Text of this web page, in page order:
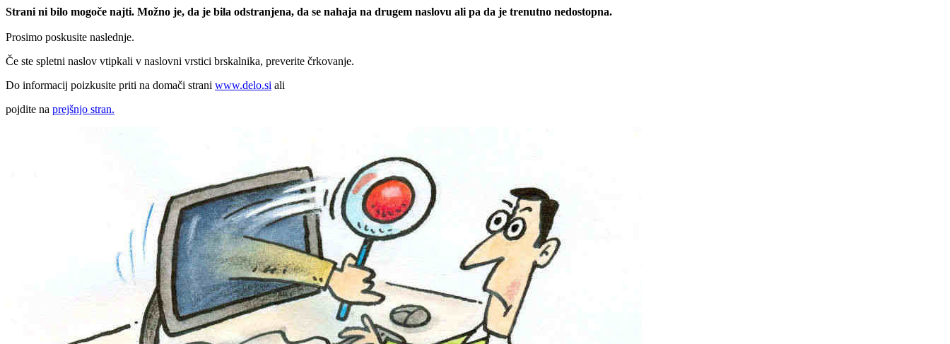
Strani ni bilo mogoče najti. Možno je, da je bila odstranjena, da se nahaja na drugem naslovu ali pa da je trenutno nedostopna.
Prosimo poskusite naslednje.
Če ste spletni naslov vtipkali v naslovni vrstici brskalnika, preverite črkovanje.
Do informacij poizkusite priti na domači strani www.delo.si ali
pojdite na prejšnjo stran.